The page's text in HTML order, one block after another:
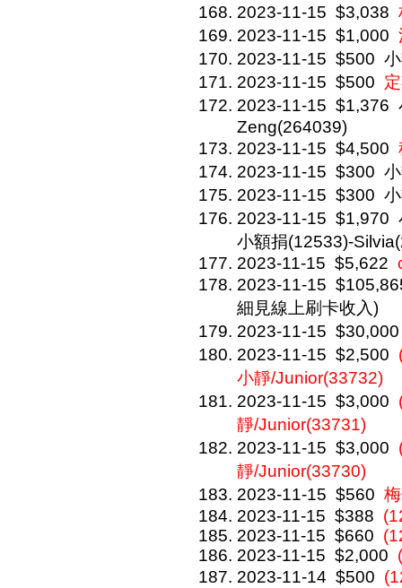
2023-11-15 $3,038
2023-11-15 $1,000
2023-11-15 $500
2023-11-15 $500
2023-11-15 $1,376
Zeng(264039)
2023-11-15 $4,500
2023-11-15 $300
2023-11-15 $300
2023-11-15 $1,970
小額捐(12533)-
2023-11-15 $5,622
2023-11-15
細見線上刷卡收入)
2023-11-15 $30,000
2023-11-15 $2,500
小靜/Junior(33732)
2023-11-15 $3,000
靜/Junior(33731)
2023-11-15 $3,000
靜/Junior(33730)
2023-11-15 $560
2023-11-15 $388
2023-11-15 $660
2023-11-15 $2,000
2023-11-14 $500